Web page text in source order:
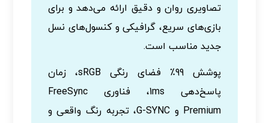
تصاویری روان و دقیق ارائه می‌دهد و برای
بازی‌های سریع، گرافیکی و کنسول‌های نسل
جدید مناسب است.
پوشش 99٪ فضای رنگی sRGB، زمان
پاسخ‌دهی 1ms، فناوری FreeSync
Premium و G-SYNC، تجربه رنگ واقعی و